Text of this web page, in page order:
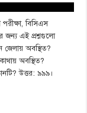
বিসিএস
জন্য এই প্রশ্নগুলো
জেলায় অবস্থিত?
অবস্থিত?
উত্তর: ৯৯৯।